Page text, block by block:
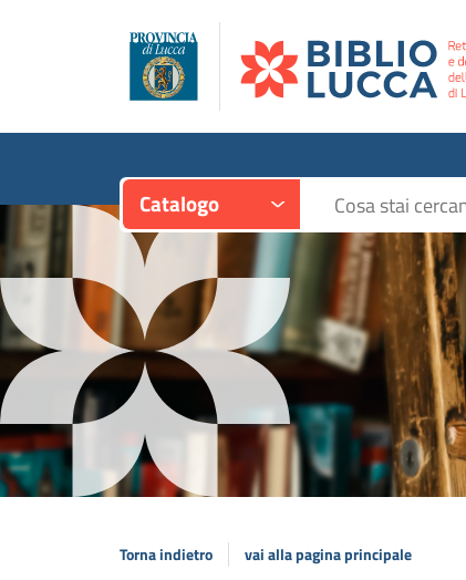
Catalogo Cerca su
Torna indietro vai alla pagina principale